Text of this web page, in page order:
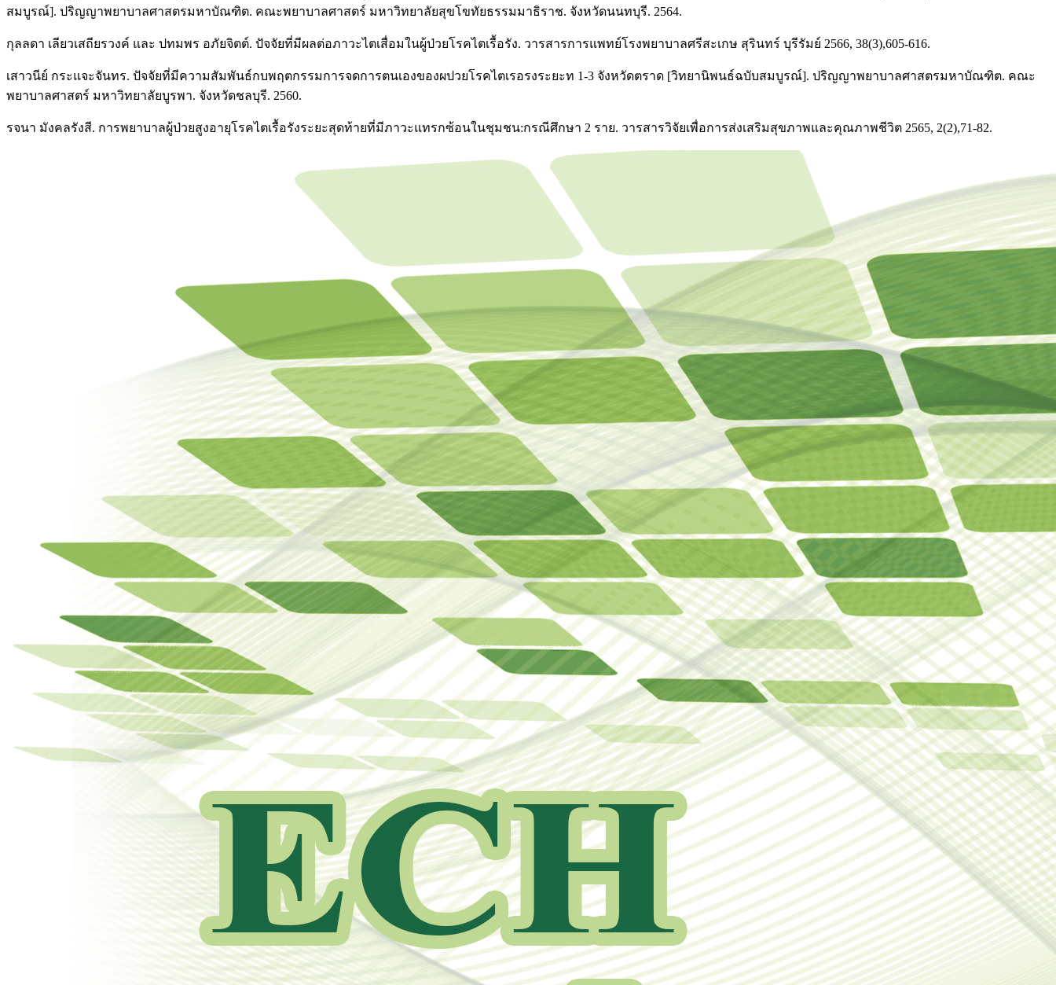
สมบูรณ์]. ปริญญาพยาบาลศาสตรมหาบัณฑิต. คณะพยาบาลศาสตร์ มหาวิทยาลัยสุขโขทัยธรรมมาธิราช. จังหวัดนนทบุรี. 2564.
กุลลดา เลียวเสถียรวงค์ และ ปทมพร อภัยจิตต์. ปัจจัยที่มีผลต่อภาวะไตเสื่อมในผู้ป่วยโรคไตเรื้อรัง. วารสารการแพทย์โรงพยาบาลศรีสะเกษ สุรินทร์ บุรีรัมย์ 2566, 38(3),605-616.
เสาวนีย์ กระแจะจันทร. ปัจจัยที่มีความสัมพันธ์กบพฤตกรรมการจดการตนเองของผปวยโรคไตเรอรงระยะท 1-3 จังหวัดตราด [วิทยานิพนธ์ฉบับสมบูรณ์]. ปริญญาพยาบาลศาสตรมหาบัณฑิต. คณะ
พยาบาลศาสตร์ มหาวิทยาลัยบูรพา. จังหวัดชลบุรี. 2560.
รจนา มังคลรังสี. การพยาบาลผู้ป่วยสูงอายุโรคไตเรื้อรังระยะสุดท้ายที่มีภาวะแทรกซ้อนในชุมชน:กรณีศึกษา 2 ราย. วารสารวิจัยเพื่อการส่งเสริมสุขภาพและคุณภาพชีวิต 2565, 2(2),71-82.